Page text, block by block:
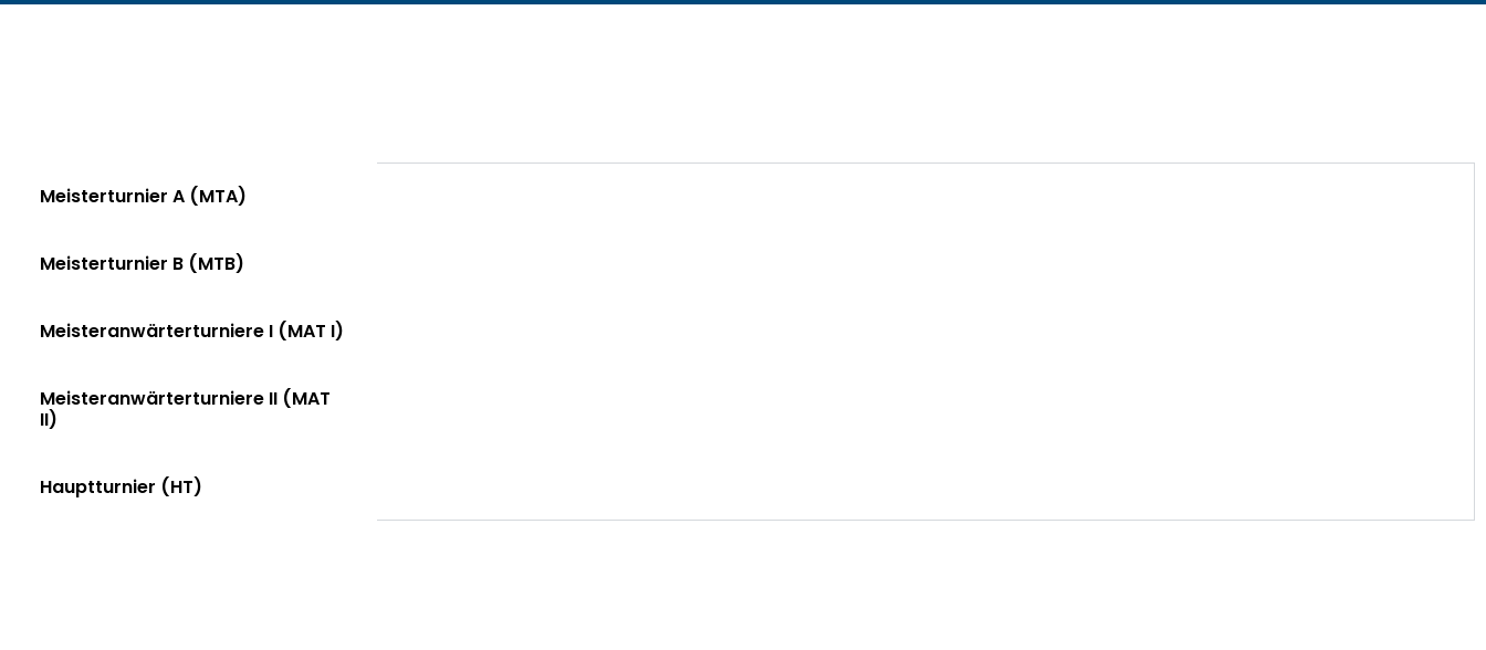
Meisterturnier A (MTA)
Meisterturnier B (MTB)
Meisteranwärterturniere I (MAT I)
Meisteranwärterturniere II (MAT
II)
Hauptturnier (HT)